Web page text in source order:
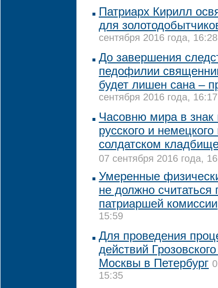
Патриарх Кирилл
для
сентября 2016 года, 16:28
До завершения
педофилии
будет лишен сана –
сентября 2016 года, 16:17
Часовню мира в знак
русского и
солдатском
07 сентября 2016 года,
Умеренные
не должно
патриаршей комиссии
15:59
Для проведения
действий
Москвы в Петербург
15:35